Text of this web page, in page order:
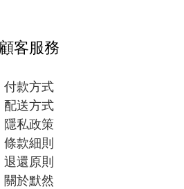
顧客服務
付款方式
配送方式
隱私政策
條款細則
退還原則
關於默然